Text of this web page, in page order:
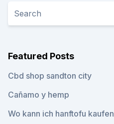
Featured Posts
Cbd shop sandton city
Cañamo y hemp
Wo kann ich hanftofu kaufen_